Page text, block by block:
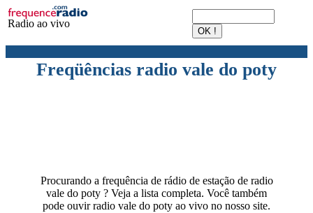
Radio ao vivo
Freqüências radio vale do poty
Procurando a frequência de rádio de estação de radio
vale do poty ? Veja a lista completa. Você também
pode ouvir radio vale do poty ao vivo no nosso site.